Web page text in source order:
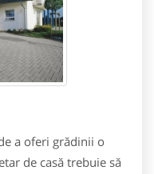
a oferi grădinii o
de casă trebuie să